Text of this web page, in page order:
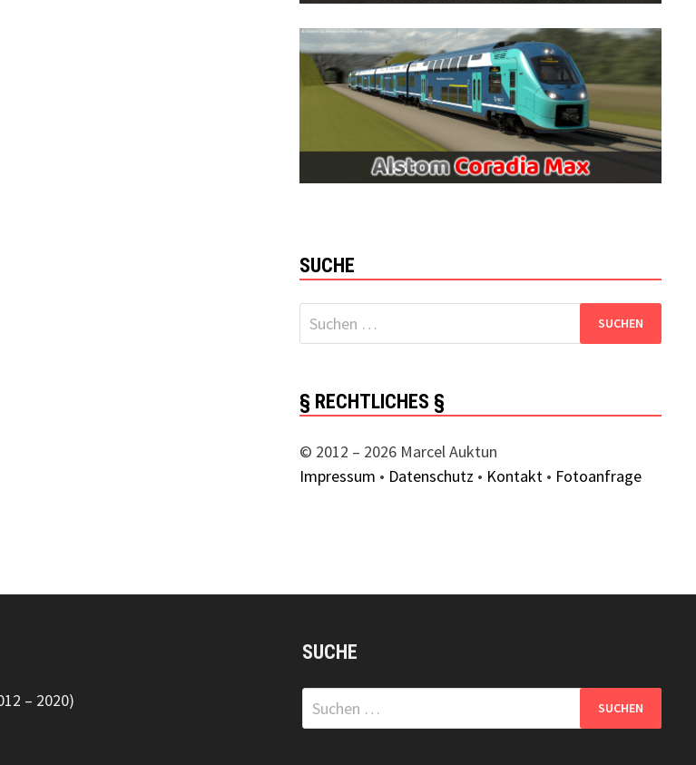
SUCHE
Suchen
nach:
§ RECHTLICHES §
© 2012 – 2026 Marcel Auktun
Impressum • Datenschutz • Kontakt • Fotoanfrage
– 2020)
SUCHE
Suchen
nach: